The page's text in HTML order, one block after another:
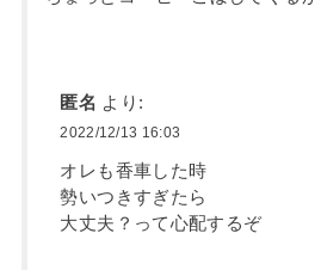
匿名 より:
2022/12/13 16:03
オレも香車した時
勢いつきすぎたら
大丈夫？って心配するぞ